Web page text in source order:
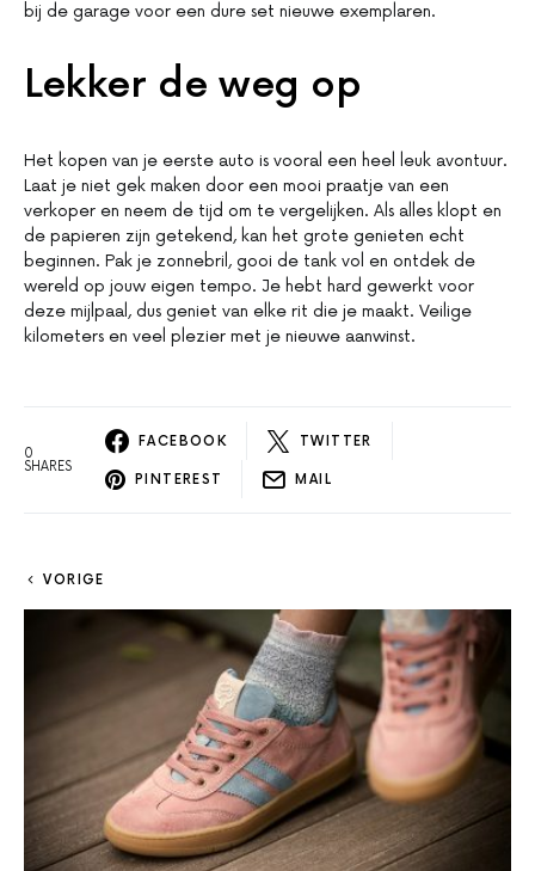
bij de garage voor een dure set nieuwe exemplaren.
Lekker de weg op
Het kopen van je eerste auto is vooral een heel leuk avontuur.
Laat je niet gek maken door een mooi praatje van een
verkoper en neem de tijd om te vergelijken. Als alles klopt en
de papieren zijn getekend, kan het grote genieten echt
beginnen. Pak je zonnebril, gooi de tank vol en ontdek de
wereld op jouw eigen tempo. Je hebt hard gewerkt voor
deze mijlpaal, dus geniet van elke rit die je maakt. Veilige
kilometers en veel plezier met je nieuwe aanwinst.
0
SHARES
FACEBOOK TWITTER
PINTEREST MAIL
VORIGE